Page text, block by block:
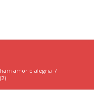
amor e alegria /